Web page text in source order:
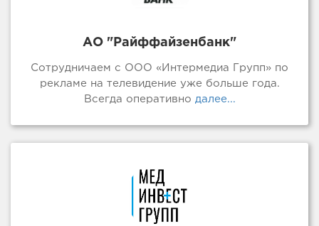
АО "Райффайзенбанк"
Сотрудничаем с ООО «Интермедиа Групп» по
рекламе на телевидение уже больше года.
Всегда оперативно далее...